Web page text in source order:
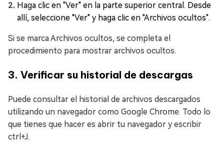
Haga clic en "Ver" en la parte superior central. Desde
allí, seleccione "Ver" y haga clic en "Archivos ocultos".
Si se marca Archivos ocultos, se completa el
procedimiento para mostrar archivos ocultos.
3. Verificar su historial de descargas
Puede consultar el historial de archivos descargados
utilizando un navegador como Google Chrome. Todo lo
que tienes que hacer es abrir tu navegador y escribir
ctrl+J.